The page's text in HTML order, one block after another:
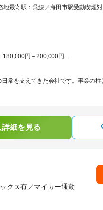
最寄駅：呉線／海田市駅受動喫煙対...
円～200,000円...
常を支えてきた会社です。事業の柱
詳細を見る
クス有／マイカー通勤